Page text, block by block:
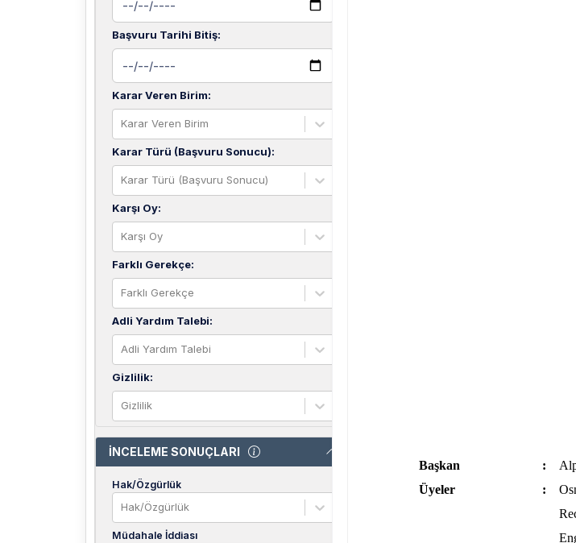
Başvuru Tarihi Bitiş:
Karar Veren Birim:
Karar Veren Birim
Karar Türü (Başvuru Sonucu):
Karar Türü (Başvuru Sonucu)
Karşı Oy:
Karşı Oy
Farklı Gerekçe:
Farklı Gerekçe
Adli Yardım Talebi:
Adli Yardım Talebi
Gizlilik:
Gizlilik
İNCELEME SONUÇLARI
Hak/Özgürlük
Hak/Özgürlük
Müdahale İddiası